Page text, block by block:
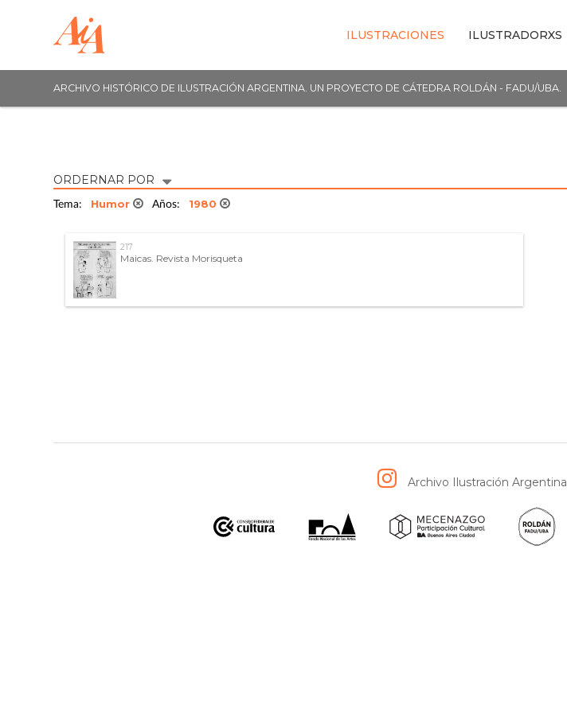
ILUSTRACIONES ILUSTRADORXS
ARCHIVO HISTÓRICO DE ILUSTRACIÓN ARGENTINA. UN PROYECTO DE CÁTEDRA ROLDÁN - FADU/UBA.
ORDERNAR POR
Tema: Humor Años: 1980
217
Maicas. Revista Morisqueta
Archivo Ilustración Argentina